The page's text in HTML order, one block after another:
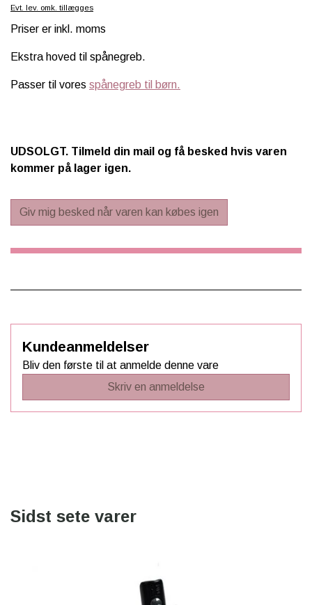
Evt. lev. omk. tillægges
Priser er inkl. moms
Ekstra hoved til spånegreb.
Passer til vores spånegreb til børn.
UDSOLGT. Tilmeld din mail og få besked hvis varen
kommer på lager igen.
Giv mig besked når varen kan købes igen
Kundeanmeldelser
Bliv den første til at anmelde denne vare
Skriv en anmeldelse
Sidst sete varer